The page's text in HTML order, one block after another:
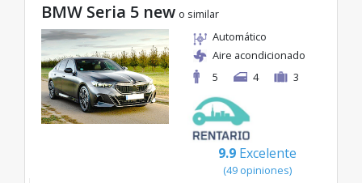
BMW Seria 5 new o similar
Automático
Aire acondicionado
5
4 3
9.9 Excelente
(49 opiniones)